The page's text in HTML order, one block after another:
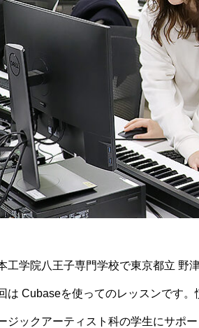
工学院八王子専門学校で東京都立 野
は Cubaseを使ってのレッスンです
ジックアーティスト科の学生にサポ